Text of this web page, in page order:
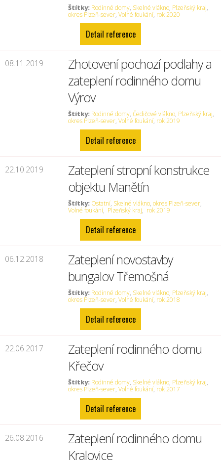
Štítky: Rodinné domy, Skelné vlákno, Plzeňský kraj,
okres Plzeň-sever,Volné foukání, rok 2020
Detail reference
08.11.2019
Zhotovení pochozí podlahy a
zateplení rodinného domu
Výrov
Štítky: Rodinné domy,Čedičové vlákno, Plzeňský kraj,
okres Plzeň-sever,Volné foukání, rok 2019
Detail reference
22.10.2019
Zateplení stropní konstrukce
objektu Manětín
Štítky: Ostatní, Skelné vlákno,okres Plzeň-sever,
Volné foukání, Plzeňský kraj, rok 2019
Detail reference
06.12.2018
Zateplení novostavby
bungalov Třemošná
Štítky: Rodinné domy, Skelné vlákno, Plzeňský kraj,
okres Plzeň-sever,Volné foukání, rok 2018
Detail reference
22.06.2017
Zateplení rodinného domu
Křečov
Štítky: Rodinné domy, Skelné vlákno, Plzeňský kraj,
okres Plzeň-sever,Volné foukání, rok 2017
Detail reference
26.08.2016
Zateplení rodinného domu
Kralovice